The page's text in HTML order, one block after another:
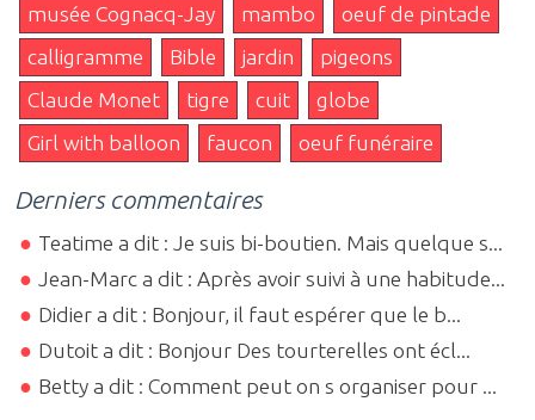
musée Cognacq-Jay
mambo
oeuf de pintade
calligramme
Bible jardin
pigeons
Claude Monet
tigre cuit
globe
Girl with balloon
faucon oeuf funéraire
Derniers commentaires
Teatime a dit : Je suis bi-boutien. Mais quelque s...
Jean-Marc a dit : Après avoir suivi à une habitude...
Didier a dit : Bonjour, il faut espérer que le b...
Dutoit a dit : Bonjour Des tourterelles ont écl...
Betty a dit : Comment peut on s organiser pour ...